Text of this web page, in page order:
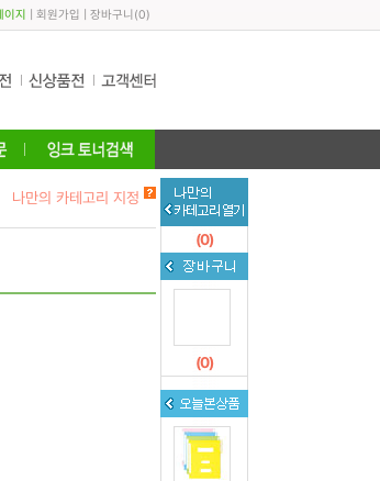
이지 회원가입 장바구니 (0)
나만의 카테고리 지정
(0)
(0)